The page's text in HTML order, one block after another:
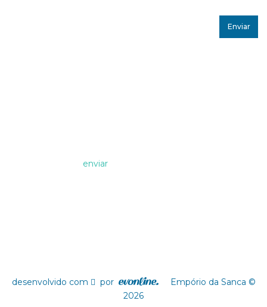
desenvolvido com por
Empório da Sanca ©
2026